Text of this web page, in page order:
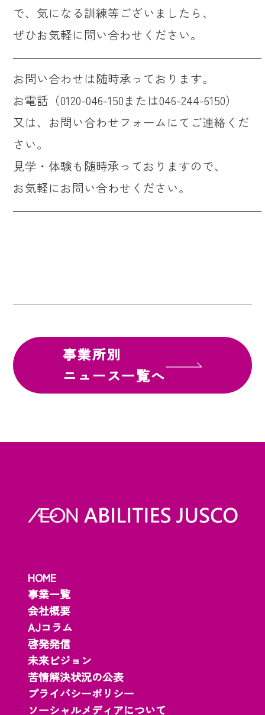
で、気になる訓練等ございましたら、
ぜひお気軽に問い合わせください。
―――――――――――――――――――――
お問い合わせは随時承っております。
お電話（0120-046-150または046-244-6150）
又は、お問い合わせフォームにてご連絡くだ
さい。
見学・体験も随時承っておりますので、
お気軽にお問い合わせください。
―――――――――――――――――――――
事業所別
ニュース一覧へ
HOME
事業一覧
会社概要
AJコラム
啓発発信
未来ビジョン
苦情解決状況の公表
プライバシーポリシー
ソーシャルメディアについて